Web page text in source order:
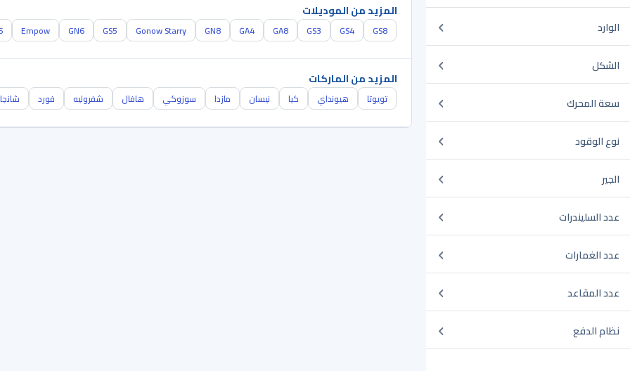
الوارد
الشكل
سعة المحرك
نوع الوقود
الجير
عدد السليندرات
عدد الغمارات
عدد المقاعد
نظام الدفع
المزيد من الموديلات
GS8
GS4
GS3
GA8
GA4
GN8
Gonow Starry
GS5
GN6
Empow
المزيد من الماركات
تويوتا هيونداي كيا نيسان مازدا سوزوكي هافال شفروليه فورد